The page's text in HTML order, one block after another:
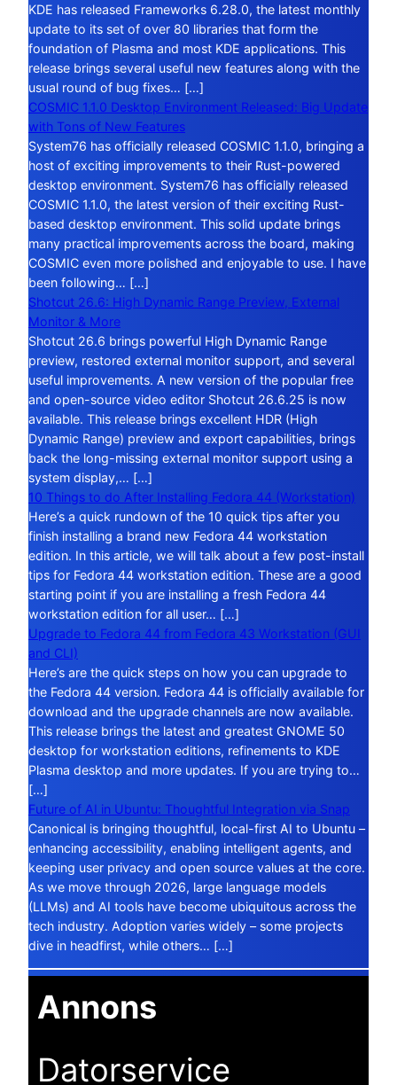
KDE has released Frameworks 6.28.0, the latest monthly
update to its set of over 80 libraries that form the
foundation of Plasma and most KDE applications. This
release brings several useful new features along with the
usual round of bug fixes… […]
COSMIC 1.1.0 Desktop Environment Released: Big Update
with Tons of New Features
System76 has officially released COSMIC 1.1.0, bringing a
host of exciting improvements to their Rust-powered
desktop environment. System76 has officially released
COSMIC 1.1.0, the latest version of their exciting Rust-
based desktop environment. This solid update brings
many practical improvements across the board, making
COSMIC even more polished and enjoyable to use. I have
been following… […]
Shotcut 26.6: High Dynamic Range Preview, External
Monitor & More
Shotcut 26.6 brings powerful High Dynamic Range
preview, restored external monitor support, and several
useful improvements. A new version of the popular free
and open-source video editor Shotcut 26.6.25 is now
available. This release brings excellent HDR (High
Dynamic Range) preview and export capabilities, brings
back the long-missing external monitor support using a
system display,… […]
10 Things to do After Installing Fedora 44 (Workstation)
Here’s a quick rundown of the 10 quick tips after you
finish installing a brand new Fedora 44 workstation
edition. In this article, we will talk about a few post-install
tips for Fedora 44 workstation edition. These are a good
starting point if you are installing a fresh Fedora 44
workstation edition for all user… […]
Upgrade to Fedora 44 from Fedora 43 Workstation (GUI
and CLI)
Here’s are the quick steps on how you can upgrade to
the Fedora 44 version. Fedora 44 is officially available for
download and the upgrade channels are now available.
This release brings the latest and greatest GNOME 50
desktop for workstation editions, refinements to KDE
Plasma desktop and more updates. If you are trying to…
[…]
Future of AI in Ubuntu: Thoughtful Integration via Snap
Canonical is bringing thoughtful, local-first AI to Ubuntu –
enhancing accessibility, enabling intelligent agents, and
keeping user privacy and open source values at the core.
As we move through 2026, large language models
(LLMs) and AI tools have become ubiquitous across the
tech industry. Adoption varies widely – some projects
dive in headfirst, while others… […]
Annons
Datorservice